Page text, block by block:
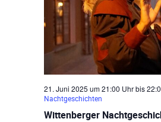
Wittenberger
21. Juni 2025 um 21:00 Uhrbis
Nachtgeschichten